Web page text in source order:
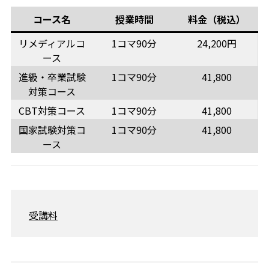
コース名 授業時間
料金（税込）
リメディアルコ
ース
1コマ90分 24,200円
進級・卒業試験
対策コース
1コマ90分 41,800
CBT対策コース 1コマ90分
41,800
国家試験対策コ
ース
1コマ90分 41,800
受講料